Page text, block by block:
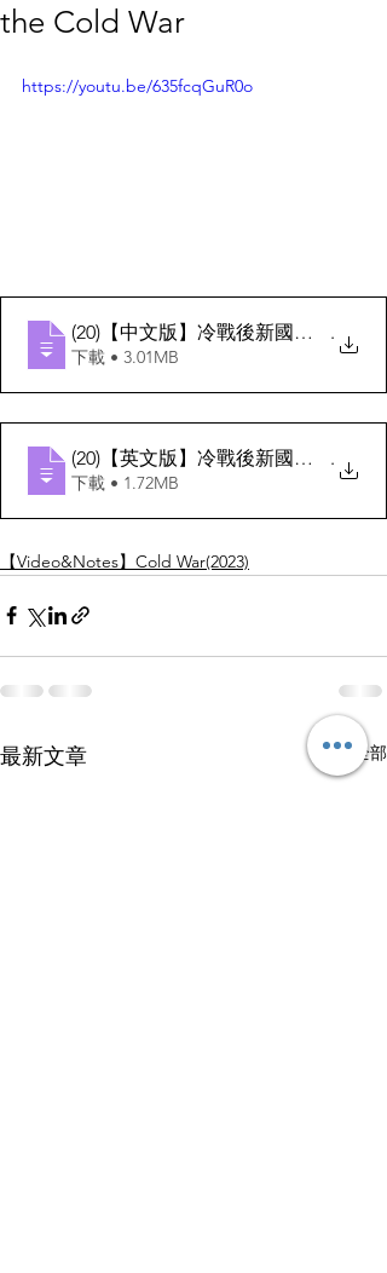
the Cold War
https://youtu.be/635fcqGuR0o
(20)【中文版】冷戰後新國際秩序
.
下載 • 3.01MB
(20)【英文版】冷戰後新國際秩序
.
下載 • 1.72MB
【Video&Notes】Cold War(2023)
最新文章 查看全部